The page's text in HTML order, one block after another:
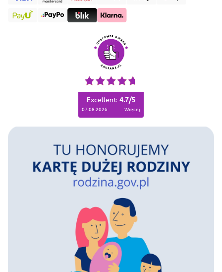
Excellent: 4.7/5
07.08.2026 więcej